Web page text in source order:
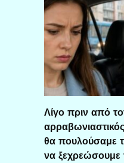
Λίγο πριν από
θα πουλούσαμε
να ξεχρεώσουμε